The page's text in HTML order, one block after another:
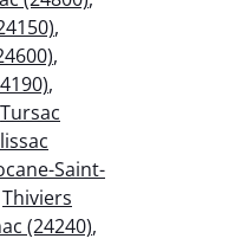
,
,
,
Tursac
Saint-
Thiviers
(24240),